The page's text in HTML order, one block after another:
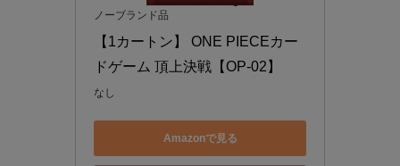
ノーブランド品
【1カートン】 ONE PIECEカー
ドゲーム 頂上決戦【OP-02】
なし
Amazonで見る